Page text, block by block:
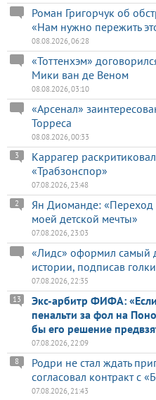
Роман Григорчук об
«Нам нужно пережить
08.08.2026, 06:28
«Тоттенхэм»
Мики ван де Веном
08.08.2026, 03:10
«Арсенал»
Торреса
08.08.2026, 00:33
Каррагер
«Трабзонспор»
3
07.08.2026, 23:48
Ян Диоманде: «Переход
моей детской мечты»
2
07.08.2026, 23:03
«Лидс» оформил самый
истории, подписав
07.08.2026, 22:35
Экс-арбитр ФИФА:
пенальти за фол на
бы его решение
13
07.08.2026, 22:09
Родри не стал ждать
согласовал контракт с
8
07.08.2026, 21:43